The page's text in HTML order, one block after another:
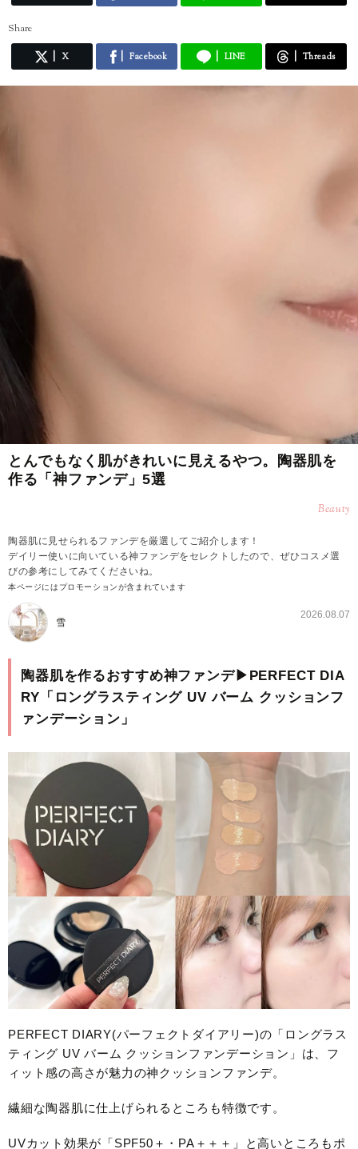
Share
X Facebook LINE Threads
とんでもなく肌がきれいに見えるやつ。陶器肌を
作る「神ファンデ」5選
Beauty
陶器肌に見せられるファンデを厳選してご紹介します！
デイリー使いに向いている神ファンデをセレクトしたので、ぜひコスメ選
びの参考にしてみてくださいね。
本ページにはプロモーションが含まれています
雪
2026.08.07
陶器肌を作るおすすめ神ファンデ▶PERFECT DIA
RY「ロングラスティング UV バーム クッションフ
ァンデーション」
PERFECT DIARY(パーフェクトダイアリー)の「ロングラス
ティング UV バーム クッションファンデーション」は、フ
ィット感の高さが魅力の神クッションファンデ。
繊細な陶器肌に仕上げられるところも特徴です。
UVカット効果が「SPF50＋・PA＋＋＋」と高いところもポ